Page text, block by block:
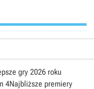
gry 2026 roku
4Najbliższe premiery